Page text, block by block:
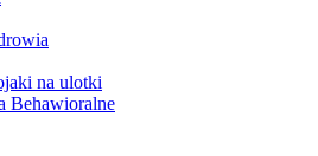
na ulotki
Behawioralne